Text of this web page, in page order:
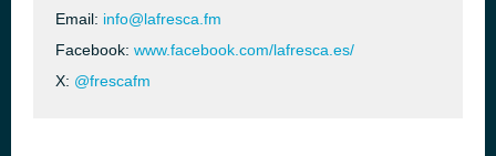
Email: info@lafresca.fm
Facebook: www.facebook.com/lafresca.es/
X: @frescafm